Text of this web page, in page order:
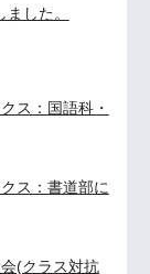
した。
ス：国語科・
ス：書道部に
(クラス対抗